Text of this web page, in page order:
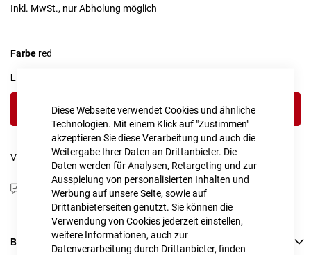
Diese Webseite verwendet Cookies und ähnliche
Technologien. Mit einem Klick auf "Zustimmen"
akzeptieren Sie diese Verarbeitung und auch die
Weitergabe Ihrer Daten an Drittanbieter. Die
Daten werden für Analysen, Retargeting und zur
Ausspielung von personalisierten Inhalten und
Werbung auf unsere Seite, sowie auf
Drittanbieterseiten genutzt. Sie können die
Verwendung von Cookies jederzeit einstellen,
weitere Informationen, auch zur
Datenverarbeitung durch Drittanbieter, finden
Inkl. MwSt., nur Abholung möglich
Farbe red
LIEFERZEIT
IN DEN WARENKORB
Vergleichsliste: hinzufügen |ansehen
Produktanfrage stellen
Beschreibung